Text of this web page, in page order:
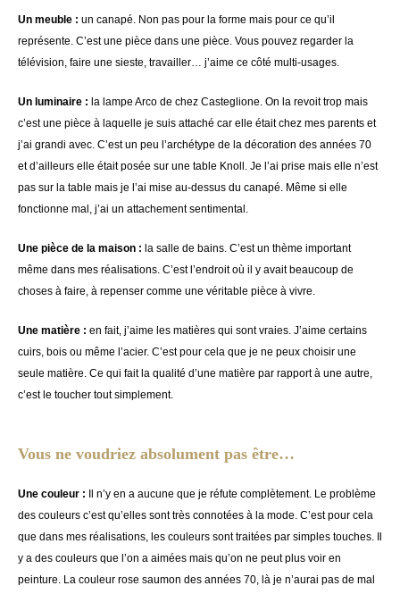
Un meuble : un canapé. Non pas pour la forme mais pour ce qu’il
représente. C’est une pièce dans une pièce. Vous pouvez regarder la
télévision, faire une sieste, travailler… j’aime ce côté multi-usages.
Un luminaire : la lampe Arco de chez Casteglione. On la revoit trop mais
c’est une pièce à laquelle je suis attaché car elle était chez mes parents et
j’ai grandi avec. C’est un peu l’archétype de la décoration des années 70
et d’ailleurs elle était posée sur une table Knoll. Je l’ai prise mais elle n’est
pas sur la table mais je l’ai mise au-dessus du canapé. Même si elle
fonctionne mal, j’ai un attachement sentimental.
Une pièce de la maison : la salle de bains. C’est un thème important
même dans mes réalisations. C’est l’endroit où il y avait beaucoup de
choses à faire, à repenser comme une véritable pièce à vivre.
Une matière : en fait, j’aime les matières qui sont vraies. J’aime certains
cuirs, bois ou même l’acier. C’est pour cela que je ne peux choisir une
seule matière. Ce qui fait la qualité d’une matière par rapport à une autre,
c’est le toucher tout simplement.
Vous ne voudriez absolument pas être…
Une couleur : Il n’y en a aucune que je réfute complètement. Le problème
des couleurs c’est qu’elles sont très connotées à la mode. C’est pour cela
que dans mes réalisations, les couleurs sont traitées par simples touches. Il
y a des couleurs que l’on a aimées mais qu’on ne peut plus voir en
peinture. La couleur rose saumon des années 70, là je n’aurai pas de mal